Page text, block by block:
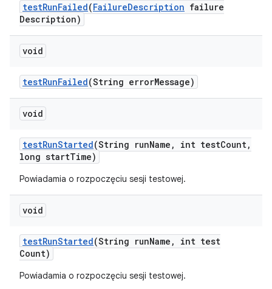
testRunFailed(FailureDescription failure
Description)
void
testRunFailed(String errorMessage)
void
testRunStarted(String runName , int testCount,
long startTime)
Powiadamia o rozpoczęciu sesji testowej.
void
testRunStarted(String runName ,
int test
Count)
Powiadamia o rozpoczęciu sesji testowej.